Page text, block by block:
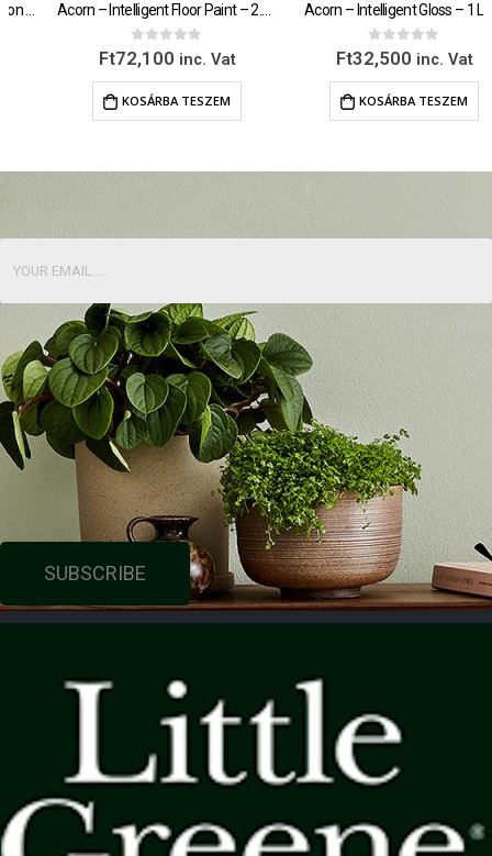
Acorn – Intelligent Floor Paint – 2.5 Litre
out of 5
72,100 inc. Vat
KOSÁRBA TESZEM
Acorn – Intelligent Gloss – 1 Litre
out of 5
32,500 inc. Vat
KOSÁRBA TESZEM
SUBSCRIBE